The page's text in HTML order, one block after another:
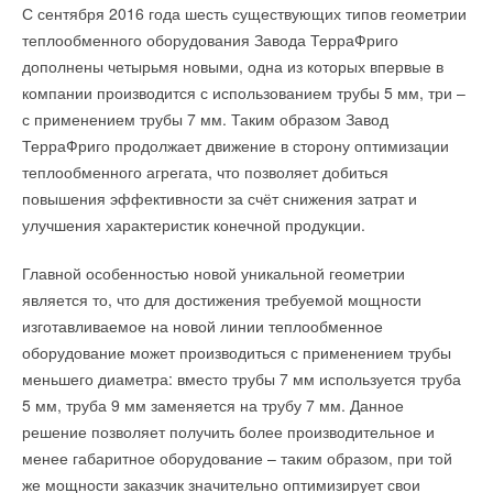
С сентября 2016 года шесть существующих типов геометрии
теплообменного оборудования Завода ТерраФриго
дополнены четырьмя новыми, одна из которых впервые в
компании производится с использованием трубы 5 мм, три –
с применением трубы 7 мм. Таким образом Завод
ТерраФриго продолжает движение в сторону оптимизации
теплообменного агрегата, что позволяет добиться
повышения эффективности за счёт снижения затрат и
улучшения характеристик конечной продукции.
Главной особенностью новой уникальной геометрии
является то, что для достижения требуемой мощности
изготавливаемое на новой линии теплообменное
оборудование может производиться с применением трубы
меньшего диаметра: вместо трубы 7 мм используется труба
5 мм, труба 9 мм заменяется на трубу 7 мм. Данное
решение позволяет получить более производительное и
менее габаритное оборудование – таким образом, при той
же мощности заказчик значительно оптимизирует свои
комментарии к новости (
ИСТОЧНИК: САЙТ РАДИОСТАНЦИИ 'ЭХО МОСКВЫ'
→
В Забайкалье запустили крупнейшую в России
НОВОСТИ СОК 7 АВГУСТА 2026
→
Учёные ЮУрГУ создали каскадную установку,
НОВОСТИ СОК 6 АВГУСТА 2026
→
Для Арктики создали технологию защиты
НОВОСТИ СОК 6 АВГУСТА 2026
→
Гибридный тепловой насос PV/T с одним общим
испарителем
НОВОСТИ СОК 5 АВГУСТА 2026
избежать ошибок. Особый интерес представляет видеоролик
об эксплуатации, в котором наглядно показаны системы
котла от подачи топлива до организации теплопередачи.
Кроме того, демонстрируются различные типы
периодического обслуживания, что поможет клиентам
самостоятельно осуществить чистку, не прибегая к помощи
специалистов, за исключением особых случаев, когда нужна
их помощь.
автоматический котёл для отопления дач и частных домов
площадью до 250 кв. метром. В качестве топлива
используются различные сорта угля и пеллет. Благодаря
автоматической системе подачи топлива, новой конструкции
теплообменника и большому бункеру объемом 240 литров с
возможностью расширения до 380 литров,
продолжительность работы на одной загрузке достигает 50
часов.
здания. Сдача всех объектов в эксплуатацию планируется в
конце 2016 года.
Промышленные котлы Bosch UT-L относятся к серии
трехходовых котлов мощностью от 650 до 19200 кВт.
Надежность и эффективность конструкции котла
подтверждает опыт его использования в 140 странах мира.
При этом, котел отличается широкой областью применения –
от частных и многоквартирных жилых домов, офисных
предприятий.
Bosch UT-L отличается высокой функциональностью –
надежная трехходовая конструкция позволяет котлу
демонстрировать качественный уровень теплоизоляции и
высокий номинальный КПД (до 92,5% и 105% при отсутствии
и наличии теплообменника отработанных газов,
соответственно). Также, характеристики котла дают